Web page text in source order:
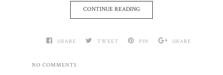
CONTINUE READING
SHARE TWEET PIN SHARE
NO COMMENTS